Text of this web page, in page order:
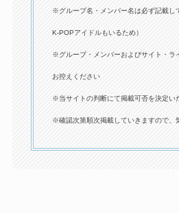
※グループ名・メンバー名は必ず記載し
K-POPアイドルもいるため）
※グループ・メンバーおよびサイト・ラ
お控えください
※当サイトの判断にて掲載可否を決定い
※確認次第順次掲載していきますので、